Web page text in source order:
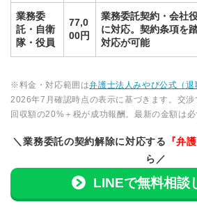
業務委
託・自衛
隊・役員
77,0
00円
業務委託契約・会社
に対応。契約条項を
対応が可能
※料金・対応範囲は弁護士法人みやび公式（
2026年7月確認時点の表示に基づきます。交
回収額の20%＋税が成功報酬。最新の金額は必
＼業務委託の契約解除に対応する 『弁
ら／
LINEで無料相談